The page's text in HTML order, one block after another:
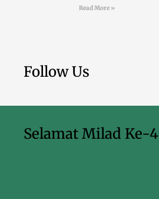
Read More »
Follow Us
Selamat Milad Ke-4